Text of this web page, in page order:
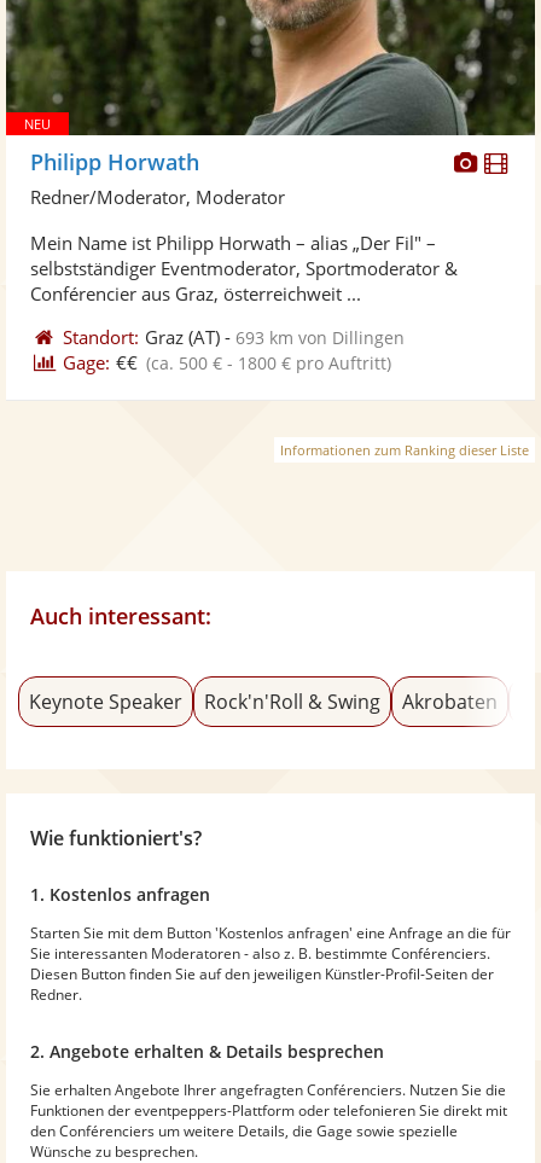
Philipp Horwath
Redner/Moderator, Moderator
Mein Name ist Philipp Horwath – alias „Der Fil" –
selbstständiger Eventmoderator, Sportmoderator &
Conférencier aus Graz, österreichweit ...
Standort: Graz (AT) -693 km von Dillingen
Gage: €€ (ca. 500 € - 1800 € pro Auftritt)
Informationen zum Ranking dieser Liste
Auch interessant:
Keynote Speaker Rock'n'Roll & Swing Akrobaten
Wie funktioniert's?
1. Kostenlos anfragen
Starten Sie mit dem Button 'Kostenlos anfragen' eine Anfrage an die für
Sie interessanten Moderatoren - also z. B. bestimmte Conférenciers.
Diesen Button finden Sie auf den jeweiligen Künstler-Profil-Seiten der
Redner.
2. Angebote erhalten & Details besprechen
Sie erhalten Angebote Ihrer angefragten Conférenciers. Nutzen Sie die
Funktionen der eventpeppers-Plattform oder telefonieren Sie direkt mit
den Conférenciers um weitere Details, die Gage sowie spezielle
Wünsche zu besprechen.